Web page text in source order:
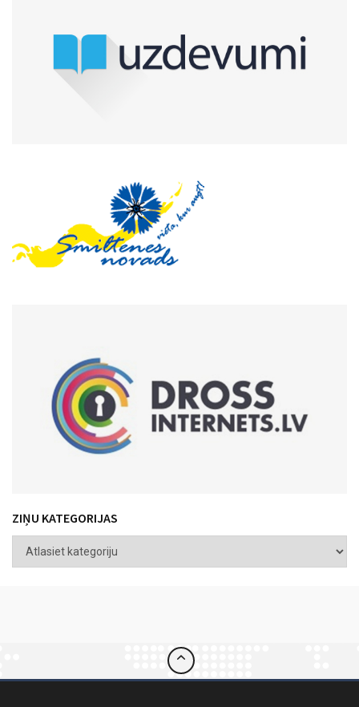
ZIŅU KATEGORIJAS